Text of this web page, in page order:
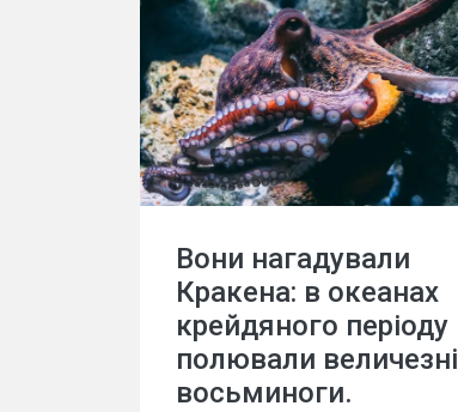
Вони нагадували
Кракена: в океанах
крейдяного періоду
полювали величезні
восьминоги.